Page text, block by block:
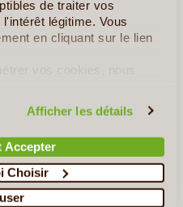
de traiter vos
légitime. Vous
en cliquant sur le lien
vos cookies, nous
Afficher les détails
Accepter
Choisir
la plus grande ville de
plus que la capitale de la
a gardé un charme et une
≻